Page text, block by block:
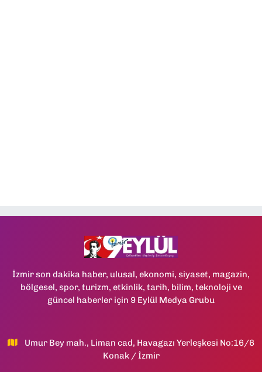
İzmir son dakika haber, ulusal, ekonomi, siyaset, magazin,
bölgesel, spor, turizm, etkinlik, tarih, bilim, teknoloji ve
güncel haberler için 9 Eylül Medya Grubu
Umur Bey mah., Liman cad, Havagazı Yerleşkesi No:16/6
Konak / İzmir